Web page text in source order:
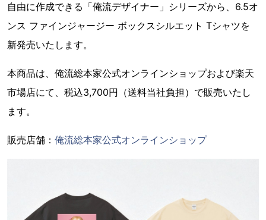
自由に作成できる「俺流デザイナー」シリーズから、6.5オ
ンス ファインジャージー ボックスシルエット Tシャツを
新発売いたします。
本商品は、俺流総本家公式オンラインショップおよび楽天
市場店にて、税込3,700円（送料当社負担）で販売いたし
ます。
販売店舗： 俺流総本家公式オンラインショップ